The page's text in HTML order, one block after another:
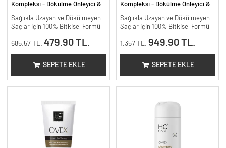
Kompleksi - Dökülme Önleyici &
100 ml
Sağlıkla Uzayan ve Dökülmeyen
Saçlar için 100% Bitkisel Formül
685.57 TL. 479.90 TL.
SEPETE EKLE
Kompleksi - Dökülme Önleyici &
200 ml.
Sağlıkla Uzayan ve Dökülmeyen
Saçlar için 100% Bitkisel Formül
1,357 TL. 949.90 TL.
SEPETE EKLE